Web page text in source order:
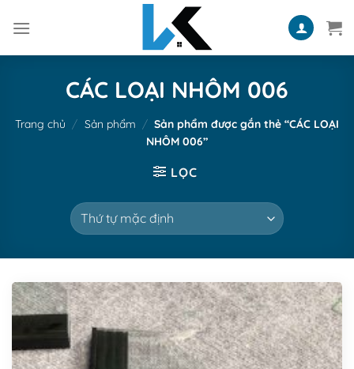
CÁC LOẠI NHÔM 006
Trang chủ / Sản phẩm / Sản phẩm được gắn thẻ “CÁC LOẠI
NHÔM 006”
LỌC